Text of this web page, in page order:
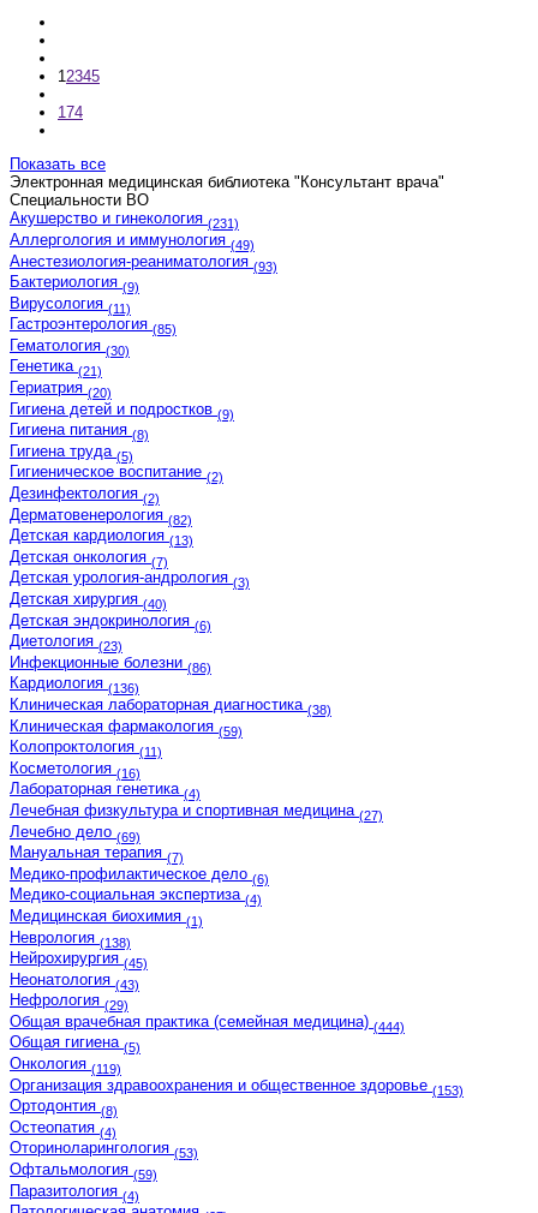
12345
174
Показать все
Электронная медицинская библиотека "Консультант врача"
Cпециальности ВО
Акушерство и гинекология (231)
Аллергология и иммунология (49)
Анестезиология-реаниматология (93)
Бактериология (9)
Вирусология (11)
Гастроэнтерология (85)
Гематология (30)
Генетика (21)
Гериатрия (20)
Гигиена детей и подростков (9)
Гигиена питания (8)
Гигиена труда (5)
Гигиеническое воспитание (2)
Дезинфектология (2)
Дерматовенерология (82)
Детская кардиология (13)
Детская онкология (7)
Детская урология-андрология (3)
Детская хирургия (40)
Детская эндокринология (6)
Диетология (23)
Инфекционные болезни (86)
Кардиология (136)
Клиническая лабораторная диагностика (38)
Клиническая фармакология (59)
Колопроктология (11)
Косметология (16)
Лабораторная генетика (4)
Лечебная физкультура и спортивная медицина (27)
Лечебно дело (69)
Мануальная терапия (7)
Медико-профилактическое дело (6)
Медико-социальная экспертиза (4)
Медицинская биохимия (1)
Неврология (138)
Нейрохирургия (45)
Неонатология (43)
Нефрология (29)
Общая врачебная практика (семейная медицина) (444)
Общая гигиена (5)
Онкология (119)
Организация здравоохранения и общественное здоровье (153)
Ортодонтия (8)
Остеопатия (4)
Оториноларингология (53)
Офтальмология (59)
Паразитология (4)